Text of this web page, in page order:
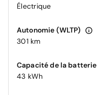
Électrique
Autonomie (WLTP)
301 km
Capacité de la batterie
43 kWh